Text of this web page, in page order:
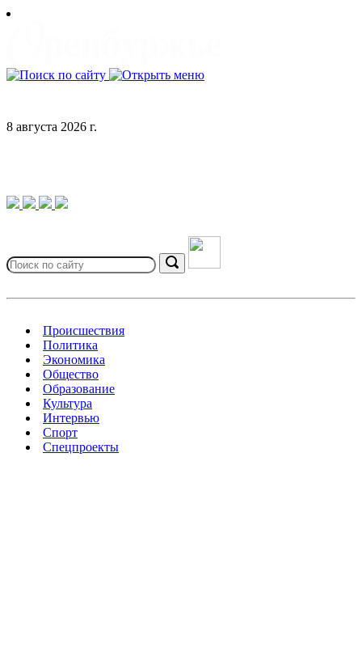
Skip
8 августа 2026 г.
for:
Search
Происшествия
Политика
Экономика
Общество
Образование
Культура
Интервью
Спорт
Спецпроекты